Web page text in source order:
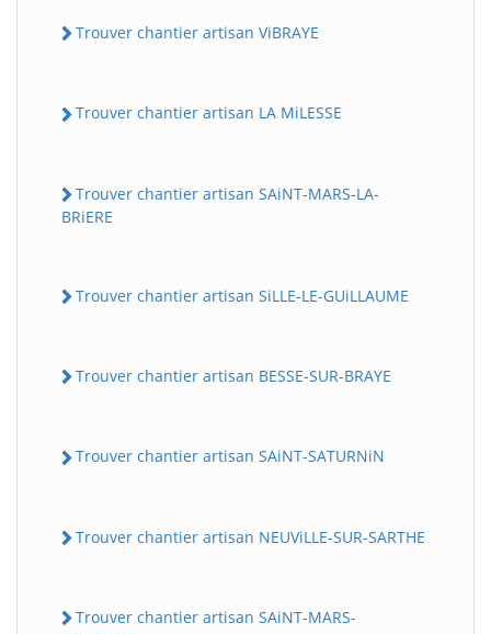
Trouver chantier artisan ViBRAYE
Trouver chantier artisan LA MiLESSE
Trouver chantier artisan SAiNT-MARS-LA-
BRiERE
Trouver chantier artisan SiLLE-LE-GUiLLAUME
Trouver chantier artisan BESSE-SUR-BRAYE
Trouver chantier artisan SAiNT-SATURNiN
Trouver chantier artisan NEUViLLE-SUR-SARTHE
Trouver chantier artisan SAiNT-MARS-